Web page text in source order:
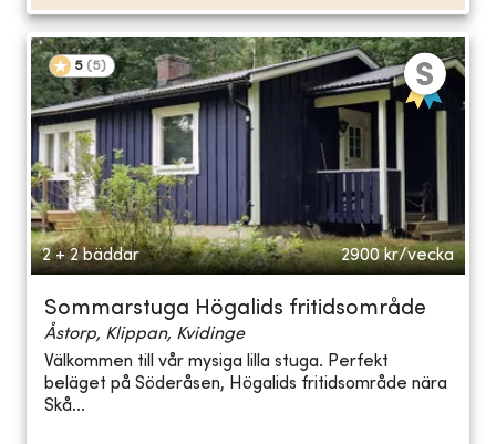
5 (5)
2 + 2 bäddar 2900 kr/vecka
Sommarstuga Högalids fritidsområde
Åstorp, Klippan, Kvidinge
Välkommen till vår mysiga lilla stuga. Perfekt
beläget på Söderåsen, Högalids fritidsområde nära
Skå...